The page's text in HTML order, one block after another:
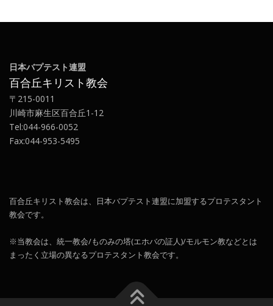
日本バプテスト連盟
百合丘キリスト教会
〒215-0011
川崎市麻生区百合丘1-12
Tel:044-966-0052
Fax:044-953-5495
百合丘キリスト教会は、日本バプテスト連盟に加盟するプロテスタント
教会です。
※当教会は、統一教会/ものみの塔(エホバの証人)/モルモン教などとは
まったく立場の異なるプロテスタント教会です。